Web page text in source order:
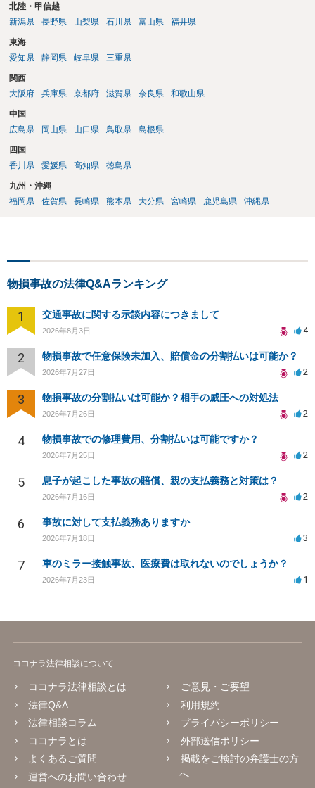
北陸・甲信越
新潟県
長野県 山梨県 石川県 富山県 福井県
東海
愛知県
静岡県 岐阜県 三重県
関西
大阪府
兵庫県 京都府 滋賀県 奈良県 和歌山県
中国
広島県
岡山県 山口県 鳥取県 島根県
四国
香川県
愛媛県 高知県 徳島県
九州・沖縄
福岡県
佐賀県 長崎県 熊本県 大分県 宮崎県 鹿児島県 沖縄県
物損事故の法律Q&Aランキング
1 交通事故に関する示談内容につきまして
2026年8月3日 4
2 物損事故で任意保険未加入、賠償金の分割払いは可能か？
2026年7月27日 2
3 物損事故の分割払いは可能か？相手の威圧への対処法
2026年7月26日 2
4 物損事故での修理費用、分割払いは可能ですか？
2026年7月25日 2
5 息子が起こした事故の賠償、親の支払義務と対策は？
2026年7月16日 2
6 事故に対して支払義務ありますか
2026年7月18日 3
7 車のミラー接触事故、医療費は取れないのでしょうか？
2026年7月23日 1
ココナラ法律相談について
ココナラ法律相談とは
法律Q&A
法律相談コラム
ココナラとは
よくあるご質問
運営へのお問い合わせ
ご意見・ご要望
利用規約
プライバシーポリシー
外部送信ポリシー
掲載をご検討の弁護士の方
へ